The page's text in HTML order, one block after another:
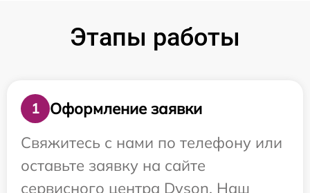
Этапы работы
1
Оформление заявки
Свяжитесь с нами по телефону или
оставьте заявку на сайте
сервисного центра Dyson. Наш